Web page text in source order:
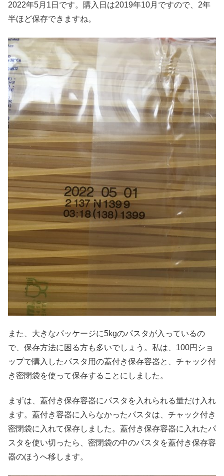
2022年5月1日です。購入日は2019年10月ですので、2年
半ほど保存できますね。
また、大きなパッケージに5kgのパスタが入っているの
で、保存方法に困る方も多いでしょう。私は、100円ショ
ップで購入したパスタ用の蓋付き保存容器と、チャック付
き密閉袋を使って保存することにしました。
まずは、蓋付き保存容器にパスタを入れられる量だけ入れ
ます。蓋付き容器に入らなかったパスタは、チャック付き
密閉袋に入れて保存しました。蓋付き保存容器に入れたパ
スタを使い切ったら、密閉袋の中のパスタを蓋付き保存容
器のほうへ移します。